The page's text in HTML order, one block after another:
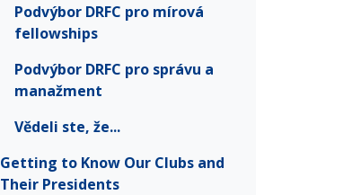
Podvýbor DRFC pro mírová
fellowships
Podvýbor DRFC pro správu a
manažment
Vědeli ste, že...
Getting to Know Our Clubs and
Their Presidents